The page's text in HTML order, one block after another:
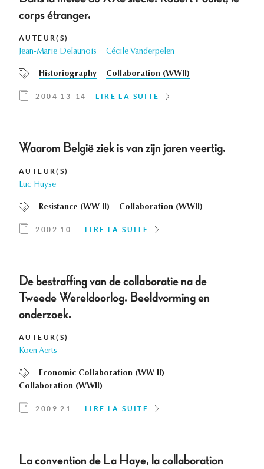
corps étranger.
AUTEUR(S)
Jean-Marie Delaunois Cécile Vanderpelen
Historiography Collaboration (WWII)
2004 13-14 LIRE LA SUITE
Waarom België ziek is van zijn jaren veertig.
AUTEUR(S)
Luc Huyse
Resistance (WW II) Collaboration (WWII)
2002 10 LIRE LA SUITE
De bestraffing van de collaboratie na de
Tweede Wereldoorlog. Beeldvorming en
onderzoek.
AUTEUR(S)
Koen Aerts
Economic Collaboration (WW II)
Collaboration (WWII)
2009 21 LIRE LA SUITE
La convention de La Haye, la collaboration